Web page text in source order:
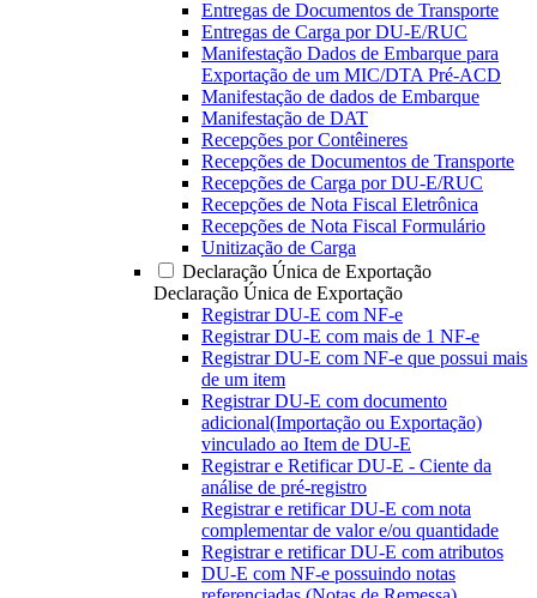
Entregas de Documentos de Transporte
Entregas de Carga por DU-E/RUC
Manifestação Dados de Embarque para
Exportação de um MIC/DTA Pré-ACD
Manifestação de dados de Embarque
Manifestação de DAT
Recepções por Contêineres
Recepções de Documentos de Transporte
Recepções de Carga por DU-E/RUC
Recepções de Nota Fiscal Eletrônica
Recepções de Nota Fiscal Formulário
Unitização de Carga
Declaração Única de Exportação
Declaração Única de Exportação
Registrar DU-E com NF-e
Registrar DU-E com mais de 1 NF-e
Registrar DU-E com NF-e que possui mais
de um item
Registrar DU-E com documento
adicional(Importação ou Exportação)
vinculado ao Item de DU-E
Registrar e Retificar DU-E - Ciente da
análise de pré-registro
Registrar e retificar DU-E com nota
complementar de valor e/ou quantidade
Registrar e retificar DU-E com atributos
DU-E com NF-e possuindo notas